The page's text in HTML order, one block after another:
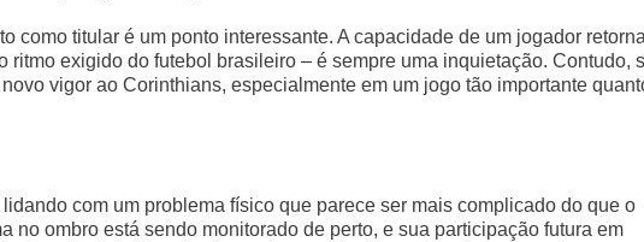
como titular é um ponto interessante. A capacidade de um jogador
ritmo exigido do futebol brasileiro – é sempre uma inquietação. Contudo,
vigor ao Corinthians, especialmente em um jogo tão importante
com um problema físico que parece ser mais complicado do que o
no ombro está sendo monitorado de perto, e sua participação futura em